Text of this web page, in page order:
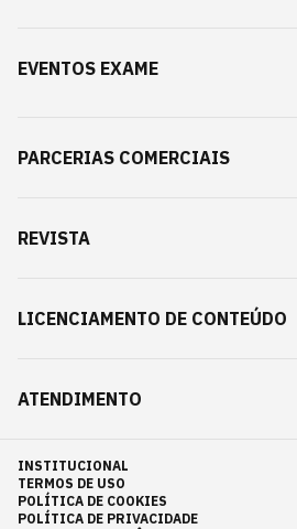
EVENTOS EXAME
PARCERIAS COMERCIAIS
REVISTA
LICENCIAMENTO DE CONTEÚDO
ATENDIMENTO
INSTITUCIONAL
TERMOS DE USO
POLÍTICA DE COOKIES
POLÍTICA DE PRIVACIDADE